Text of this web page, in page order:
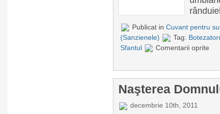
Publicat in Cuvant pentru
(Sanzienele)
Tag:
Sfantul
Comentarii oprite
Naşterea
decembrie 10th, 2011